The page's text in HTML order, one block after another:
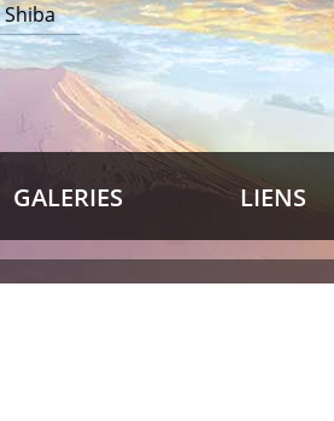
Shiba
GALERIES LIENS